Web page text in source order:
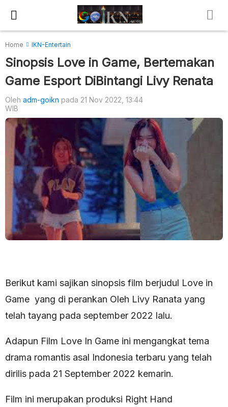
Home IKN-Entertain
Sinopsis Love in Game, Bertemakan
Game Esport DiBintangi Livy Renata
Oleh adm-goikn pada 21 Nov 2022, 13:44
WIB
Berikut kami sajikan sinopsis film berjudul Love in
Game yang di perankan Oleh Livy Ranata yang
telah tayang pada september 2022 lalu.
Adapun Film Love In Game ini mengangkat tema
drama romantis asal Indonesia terbaru yang telah
dirilis pada 21 September 2022 kemarin.
Film ini merupakan produksi Right Hand